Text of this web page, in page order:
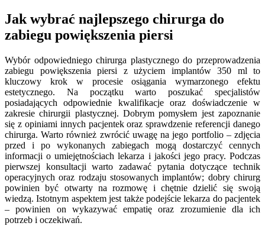
Jak wybrać najlepszego chirurga do
zabiegu powiększenia piersi
Wybór odpowiedniego chirurga plastycznego do przeprowadzenia
zabiegu powiększenia piersi z użyciem implantów 350 ml to
kluczowy krok w procesie osiągania wymarzonego efektu
estetycznego. Na początku warto poszukać specjalistów
posiadających odpowiednie kwalifikacje oraz doświadczenie w
zakresie chirurgii plastycznej. Dobrym pomysłem jest zapoznanie
się z opiniami innych pacjentek oraz sprawdzenie referencji danego
chirurga. Warto również zwrócić uwagę na jego portfolio – zdjęcia
przed i po wykonanych zabiegach mogą dostarczyć cennych
informacji o umiejętnościach lekarza i jakości jego pracy. Podczas
pierwszej konsultacji warto zadawać pytania dotyczące technik
operacyjnych oraz rodzaju stosowanych implantów; dobry chirurg
powinien być otwarty na rozmowę i chętnie dzielić się swoją
wiedzą. Istotnym aspektem jest także podejście lekarza do pacjentek
– powinien on wykazywać empatię oraz zrozumienie dla ich
potrzeb i oczekiwań.